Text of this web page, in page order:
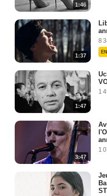
1:46
1:37
8
1:47
1
3:47
1